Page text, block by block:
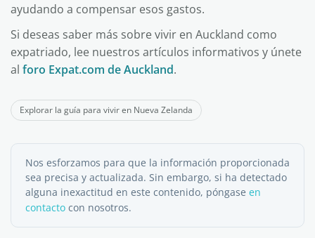
ayudando a compensar esos gastos.
Si deseas saber más sobre vivir en Auckland como
expatriado, lee nuestros artículos informativos y únete
al foro Expat.com de Auckland.
Explorar la guía para vivir en Nueva Zelanda
Nos esforzamos para que la información proporcionada
sea precisa y actualizada. Sin embargo, si ha detectado
alguna inexactitud en este contenido, póngase en
contacto con nosotros.